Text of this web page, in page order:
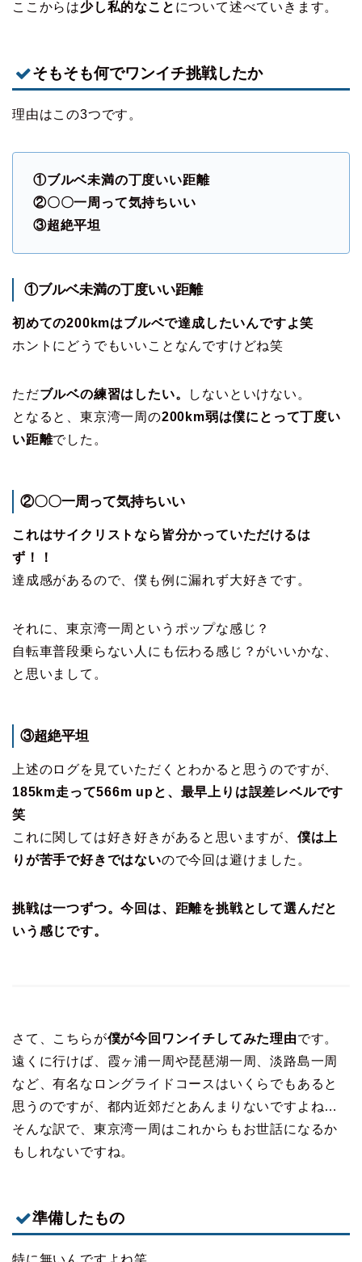
ここからは少し私的なこと について述べていきます。
そもそも何でワンイチ挑戦したか
理由はこの3つです。
①ブルベ未満の丁度いい距離
②〇〇一周って気持ちいい
③超絶平坦
①ブルベ未満の丁度いい距離
初めての200kmはブルベで達成したいんですよ笑
ホントにどうでもいいことなんですけどね笑
ただブルベの練習はしたい。
しないといけない。
となると、東京湾一周の200km弱は僕にとって丁度い
い距離でした。
②〇〇一周って気持ちいい
これはサイクリストなら皆分かっていただけるは
ず！！
達成感があるので、僕も例に漏れず大好きです。
それに、東京湾一周というポップな感じ？
自転車普段乗らない人にも伝わる感じ？がいいかな、
と思いまして。
③超絶平坦
上述のログを見ていただくとわかると思うのですが、
185km走って566m upと、最早上りは誤差レベルです
笑
これに関しては好き好きがあると思いますが、 僕は上
りが苦手で好きではないので今回は避けました。
挑戦は一つずつ。今回は、距離を挑戦として選んだと
いう感じです。
さて、こちらが僕が今回ワンイチしてみた理由です。
遠くに行けば、霞ヶ浦一周や琵琶湖一周、淡路島一周
など、有名なロングライドコースはいくらでもあると
思うのですが、都内近郊だとあんまりないですよね…
そんな訳で、東京湾一周はこれからもお世話になるか
もしれないですね。
準備したもの